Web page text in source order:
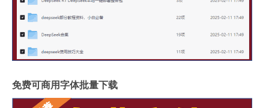
免费可商用字体批量下载